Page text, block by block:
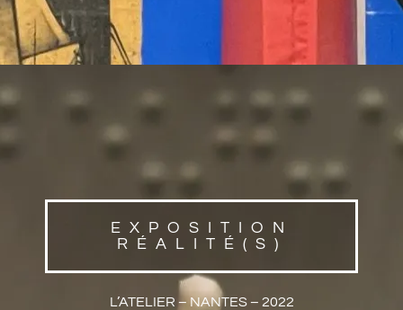
EXPOSITION
RÉALITÉ(S)
L’ATELIER – NANTES – 2022